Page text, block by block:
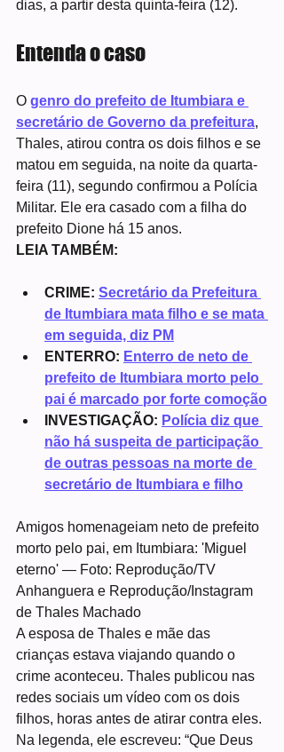
dias, a partir desta quinta-feira (12).
Entenda o caso
O genro do prefeito de Itumbiara e
secretário de Governo da prefeitura,
Thales, atirou contra os dois filhos e se
matou em seguida, na noite da quarta-
feira (11), segundo confirmou a Polícia
Militar. Ele era casado com a filha do
prefeito Dione há 15 anos.
LEIA TAMBÉM:
CRIME: Secretário da Prefeitura
de Itumbiara mata filho e se mata
em seguida, diz PM
ENTERRO: Enterro de neto de
prefeito de Itumbiara morto pelo
pai é marcado por forte comoção
INVESTIGAÇÃO: Polícia diz que
não há suspeita de participação
de outras pessoas na morte de
secretário de Itumbiara e filho
Amigos homenageiam neto de prefeito
morto pelo pai, em Itumbiara: 'Miguel
eterno' — Foto: Reprodução/TV
Anhanguera e Reprodução/Instagram
de Thales Machado
A esposa de Thales e mãe das
crianças estava viajando quando o
crime aconteceu. Thales publicou nas
redes sociais um vídeo com os dois
filhos, horas antes de atirar contra eles.
Na legenda, ele escreveu: “Que Deus